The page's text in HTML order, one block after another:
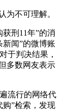
为不可理解。
刑11年”的消
闻”的微博账
于判决结果，
多数网友表示
流行的网络代
购”检索，发现